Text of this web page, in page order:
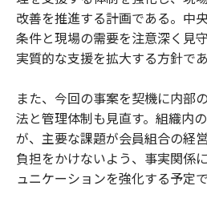
改善を推進する計画である。中
条件と現場の需要を注意深く見
実質的な支援を拡大する方針であ
また、今回の事案を契機に内部
法と管理体制も見直す。組織内
が、主要な課題が会員組合の経
負担をかけないよう、事実関係
ュニケーションを強化する予定で